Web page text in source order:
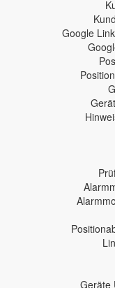
Google
Geräte